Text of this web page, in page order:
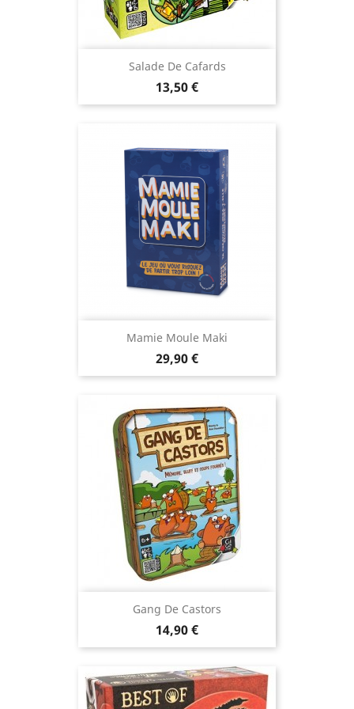
Salade De Cafards
Prix
13,50 €
Mamie Moule Maki
Prix
29,90 €
Gang De Castors
Prix
14,90 €